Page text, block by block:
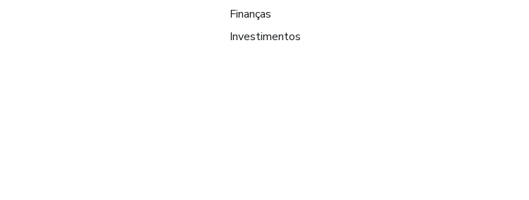
Finanças
Investimentos